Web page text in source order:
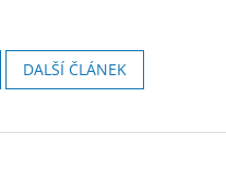
DALŠÍ ČLÁNEK